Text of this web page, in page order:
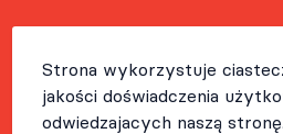
Strona wykorzystuje
jakości doświadczenia
odwiedzajacych naszą stronę.
Sprzedaż
Kontakt
Ogólne Warunki Sprzedaży
Ogólne Warunki Sprzedaży